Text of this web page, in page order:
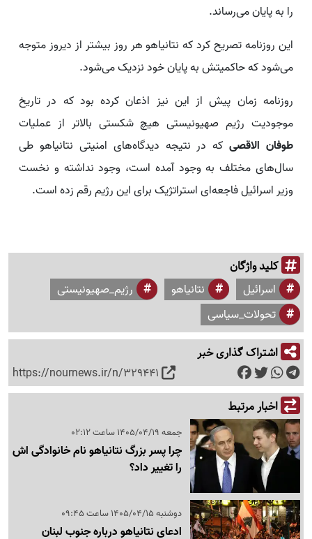
را به پایان می‌رساند.
این روزنامه تصریح کرد که نتانیاهو هر روز بیشتر از دیروز متوجه
می‌شود که حاکمیتش به پایان خود نزدیک می‌شود.
روزنامه زمان پیش از این نیز اذعان کرده بود که در تاریخ
موجودیت رژیم صهیونیستی هیچ شکستی بالاتر از عملیات
طوفان الاقصیکه در نتیجه دیدگاه‌های امنیتی نتانیاهو طی
سال‌های مختلف به وجود آمده است، وجود نداشته و نخست
وزیر اسرائیل فاجعه‌ای استراتژیک برای این رژیم رقم زده است.
کلید واژگان
اسرائیل نتانیاهو
رژیم_صهیونیستی
تحولات_سیاسی
اشتراک گذاری خبر
https://nournews.ir/n/329441
اخبار مرتبط
جمعه 1405/04/19 ساعت 02:12
چرا پسر بزرگ نتانیاهو نام خانوادگی اش
را تغییر داد؟
دوشنبه 1405/04/15 ساعت 09:45
ادعای نتانیاهو درباره جنوب لبنان